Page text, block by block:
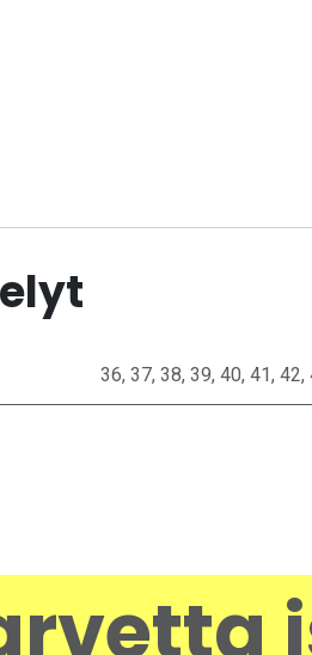
36, 37, 38, 39, 40, 41, 42,